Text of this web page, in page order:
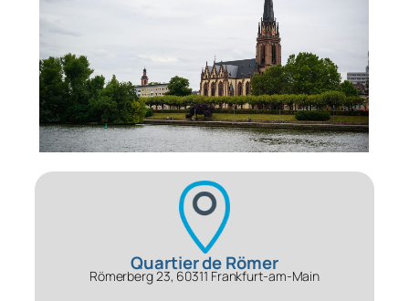
Quartier de Römer
Römerberg 23, 60311 Frankfurt-am-Main